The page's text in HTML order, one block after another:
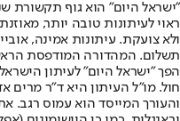
"ישראל היום" הוא גוף תקשורת
ראוי לעיתונות טובה יותר,
ולא צועקת. עיתונות אמינה,
הפך "ישראל היום" לעיתון
חול. מו"ל העיתון היא ד"ר מרים
והעורך המייסד הוא עמוס רגב.